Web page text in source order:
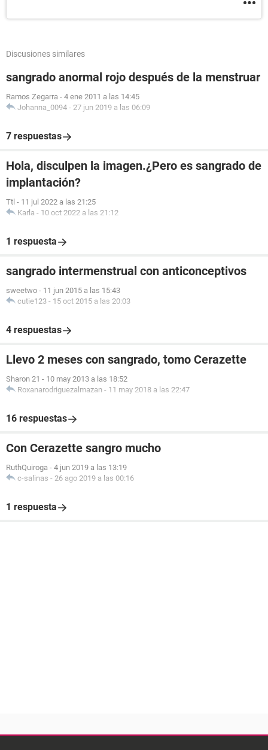
Discusiones similares
sangrado anormal rojo después de la menstruar
Ramos Zegarra - 4 ene 2011 a las 14:45
Johanna_0094 - 27 jun 2019 a las 06:09
7 respuestas
Hola, disculpen la imagen.¿Pero es sangrado de
implantación?
Ttl - 11 jul 2022 a las 21:25
Karla - 10 oct 2022 a las 21:12
1 respuesta
sangrado intermenstrual con anticonceptivos
sweetwo - 11 jun 2015 a las 15:43
cutie123 - 15 oct 2015 a las 20:03
4 respuestas
Llevo 2 meses con sangrado, tomo Cerazette
Sharon 21 - 10 may 2013 a las 18:52
Roxanarodriguezalmazan - 11 may 2018 a las 22:47
16 respuestas
Con Cerazette sangro mucho
RuthQuiroga - 4 jun 2019 a las 13:19
c-salinas - 26 ago 2019 a las 00:16
1 respuesta